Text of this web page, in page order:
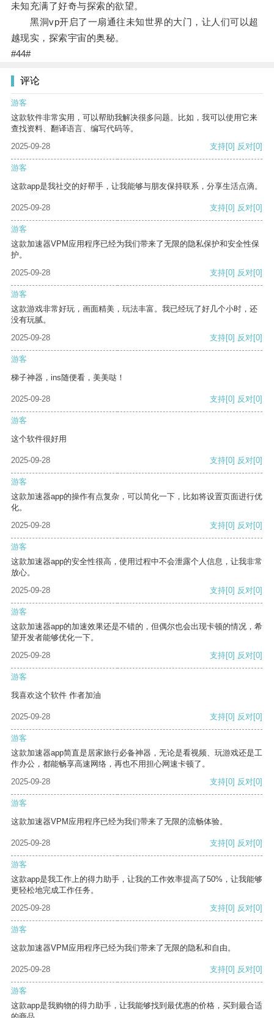
未知充满了好奇与探索的欲望。
黑洞vp开启了一扇通往未知世界的大门，让人们可以超
越现实，探索宇宙的奥秘。
#44#
评论
游客
这款软件非常实用，可以帮助我解决很多问题。比如，我可以使用它来
查找资料、翻译语言、编写代码等。
2025-09-28
支持[0] 反对[0]
游客
这款app是我社交的好帮手，让我能够与朋友保持联系，分享生活点滴。
2025-09-28 支持[0] 反对[0]
游客
这款加速器VPM应用程序已经为我们带来了无限的隐私保护和安全性保
护。
2025-09-28
支持[0] 反对[0]
游客
这款游戏非常好玩，画面精美，玩法丰富。我已经玩了好几个小时，还
没有玩腻。
2025-09-28
支持[0] 反对[0]
游客
梯子神器，ins随便看，美美哒！
2025-09-28 支持[0] 反对[0]
游客
这个软件很好用
2025-09-28 支持[0] 反对[0]
游客
这款加速器app的操作有点复杂，可以简化一下，比如将设置页面进行优
化。
2025-09-28
支持[0] 反对[0]
游客
这款加速器app的安全性很高，使用过程中不会泄露个人信息，让我非常
放心。
2025-09-28
支持[0] 反对[0]
游客
这款加速器app的加速效果还是不错的，但偶尔也会出现卡顿的情况，希
望开发者能够优化一下。
2025-09-28
支持[0] 反对[0]
游客
我喜欢这个软件 作者加油
2025-09-28 支持[0] 反对[0]
游客
这款加速器app简直是居家旅行必备神器，无论是看视频、玩游戏还是工
作办公，都能畅享高速网络，再也不用担心网速卡顿了。
2025-09-28
支持[0] 反对[0]
游客
这款加速器VPM应用程序已经为我们带来了无限的流畅体验。
2025-09-28 支持[0] 反对[0]
游客
这款app是我工作上的得力助手，让我的工作效率提高了50%，让我能够
更轻松地完成工作任务。
2025-09-28
支持[0] 反对[0]
游客
这款加速器VPM应用程序已经为我们带来了无限的隐私和自由。
2025-09-28 支持[0] 反对[0]
游客
这款app是我购物的得力助手，让我能够找到最优惠的价格，买到最合适